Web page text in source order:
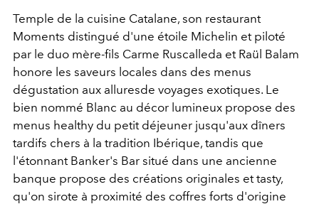
Temple de la cuisine Catalane, son restaurant
Moments distingué d'une étoile Michelin et piloté
par le duo mère-fils Carme Ruscalleda et Raül Balam
honore les saveurs locales dans des menus
dégustation aux alluresde voyages exotiques. Le
bien nommé Blanc au décor lumineux propose des
menus healthy du petit déjeuner jusqu'aux dîners
tardifs chers à la tradition Ibérique, tandis que
l'étonnant Banker's Bar situé dans une ancienne
banque propose des créations originales et tasty,
qu'on sirote à proximité des coffres forts d'origine